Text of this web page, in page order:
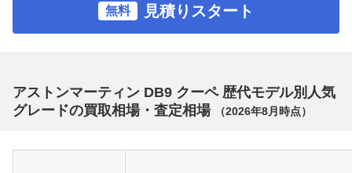
無料 見積りスタート
アストンマーティン DB9 クーペ 歴代モデル別人気
グレードの買取相場・査定相場
（2026年8月 時点）